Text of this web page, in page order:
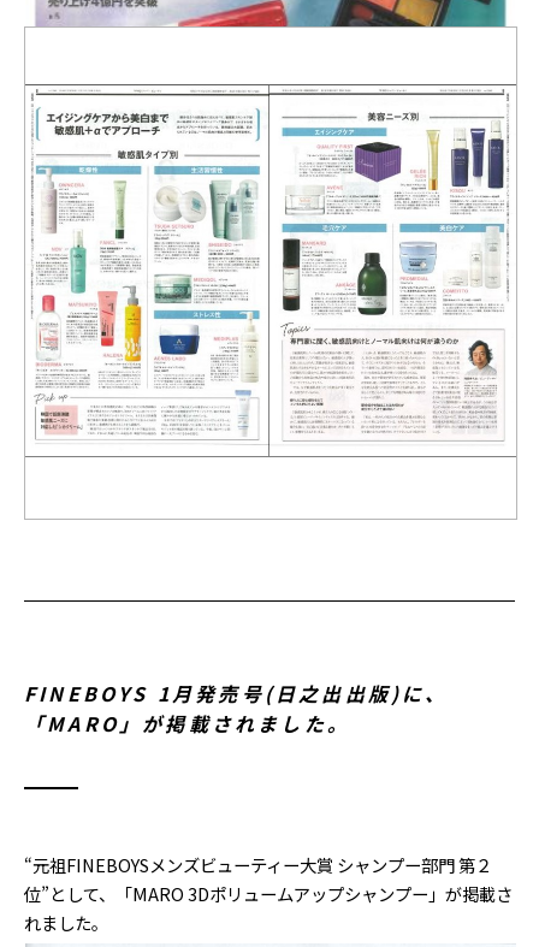
FINEBOYS 1月発売号(日之出出版)に、
「MARO」が掲載されました。
“元祖FINEBOYSメンズビューティー大賞 シャンプー部門 第２
位”として、「MARO 3Dポリュームアップシャンプー」が掲載さ
れました。